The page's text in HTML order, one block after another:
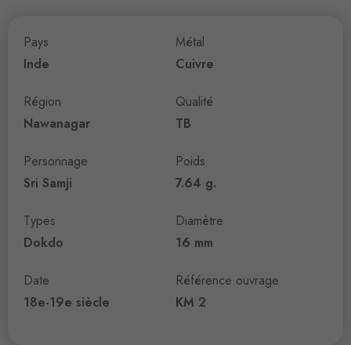
Pays
Inde
Région
Nawanagar
Personnage
Sri Samji
Types
Dokdo
Date
18e-19e siècle
Métal
Cuivre
Qualité
TB
Poids
7.64 g.
Diamètre
16 mm
Référence ouvrage
KM 2